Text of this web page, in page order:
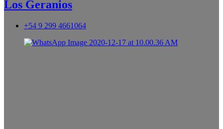
Los Geranios
+54 9 299 4661064